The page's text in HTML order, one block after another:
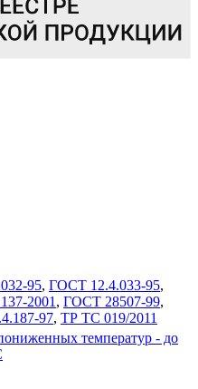
95, ГОСТ 12.4.033-95,
2001 , ГОСТ 28507-99,
97, ТР ТС 019/2011
температур - до